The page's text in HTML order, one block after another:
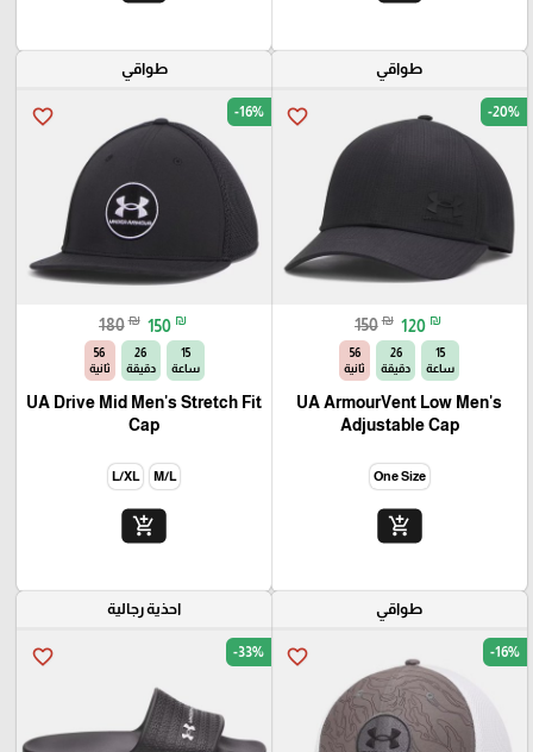
طواقي
favorite_border -20%
150 ₪ 120 ₪
15
ساعة
26
دقيقة
54
ثانية
UA ArmourVent Low Men's
Adjustable Cap
One Size
add_shopping_cart
طواقي
favorite_border -16%
180 ₪ 150 ₪
15
ساعة
26
دقيقة
54
ثانية
UA Drive Mid Men's Stretch Fit
Cap
M/L
L/XL
add_shopping_cart
طواقي
favorite_border -16%
احذية رجالية
favorite_border -33%